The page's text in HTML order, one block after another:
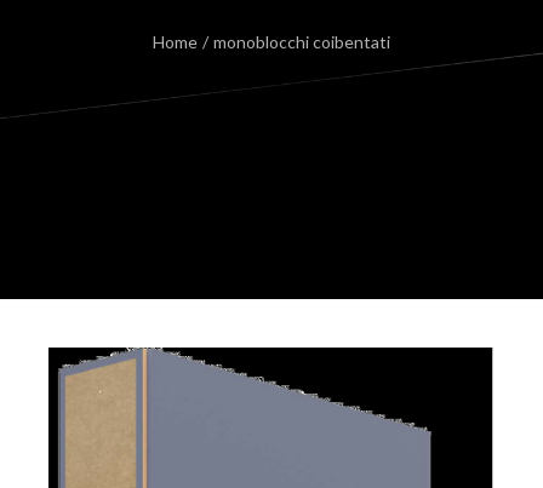
Home / monoblocchi coibentati